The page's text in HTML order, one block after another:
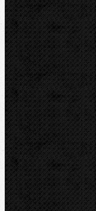
VIRAX
LEISTER
CBC
KEMPER
Guilbert EXPRESS